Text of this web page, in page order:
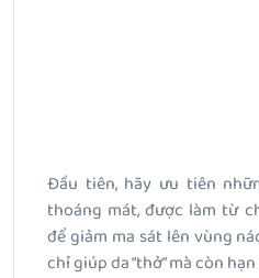
Đầu tiên, hãy ưu tiên
thoáng mát, được làm từ
để giảm ma sát lên vùng
chỉ giúp da “thở” mà còn